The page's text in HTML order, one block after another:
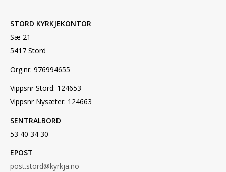
STORD KYRKJEKONTOR
Sæ 21
5417 Stord
Org.nr. 976994655
Vippsnr Stord: 124653
Vippsnr Nysæter: 124663
SENTRALBORD
53 40 34 30
EPOST
post.stord@kyrkja.no